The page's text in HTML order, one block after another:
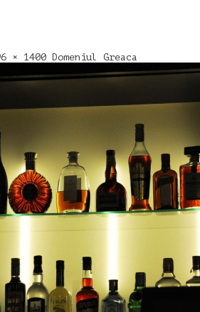
× 1400 Domeniul Greaca